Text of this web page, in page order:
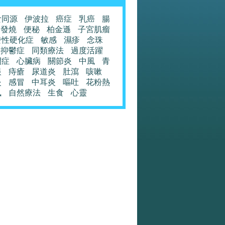
源 伊波拉 癌症 乳癌
腸
發燒
便秘 柏金遜
子宮肌瘤
硬化症
敏感 濕疹
念珠
抑鬱症
同類療法
過度活躍
心臟病 關節炎 中風
青
痔瘡 尿道炎 肚瀉
咳嗽
感冒 中耳炎 嘔吐
花粉熱
自然療法 生食 心靈